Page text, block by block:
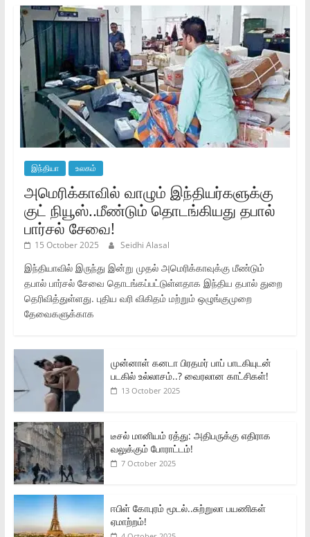
இந்தியா உலகம்
அமெரிக்காவில் வாழும் இந்தியர்களுக்கு
குட் நியூஸ்..மீண்டும் தொடங்கியது தபால்
பார்சல் சேவை!
15 October 2025 Seidhi Alasal
இந்தியாவில் இருந்து இன்று முதல் அமெரிக்காவுக்கு மீண்டும்
தபால் பார்சல் சேவை தொடங்கப்பட்டுள்ளதாக இந்திய தபால் துறை
தெரிவித்துள்ளது. புதிய வரி விகிதம் மற்றும் ஒழுங்குமுறை
தேவைகளுக்காக
முன்னாள் கனடா பிரதமர் பாப் பாடகியுடன்
படகில் உல்லாசம்..? வைரலான காட்சிகள்!
13 October 2025
டீசல் மானியம் ரத்து: அதிபருக்கு எதிராக
வலுக்கும் போராட்டம்!
7 October 2025
ஈபிள் கோபுரம் மூடல்..சுற்றுலா பயணிகள்
ஏமாற்றம்!